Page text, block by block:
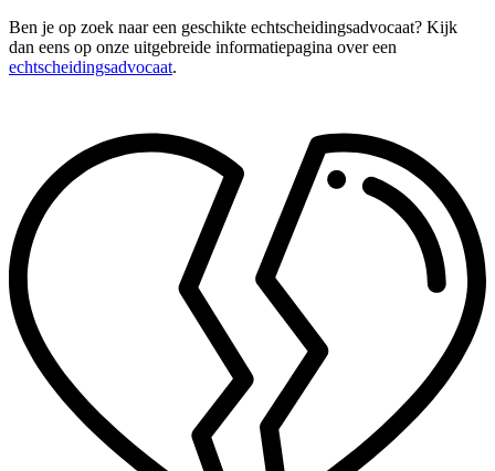
Ben je op zoek naar een geschikte echtscheidingsadvocaat? Kijk
dan eens op onze uitgebreide informatiepagina over een
echtscheidingsadvocaat.